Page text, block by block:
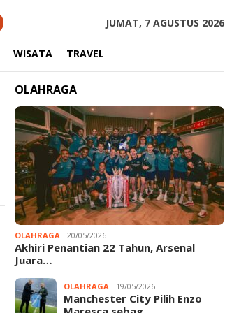
JUMAT, 7 AGUSTUS 2026
WISATA TRAVEL
OLAHRAGA
OLAHRAGA 20/05/2026
Akhiri Penantian 22 Tahun, Arsenal
Juara…
OLAHRAGA 19/05/2026
Manchester City Pilih Enzo